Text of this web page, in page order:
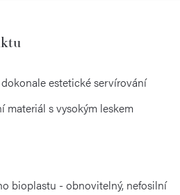
estetické servírování
materiál s vysokým leskem
bioplastu - obnovitelný, nefosilní